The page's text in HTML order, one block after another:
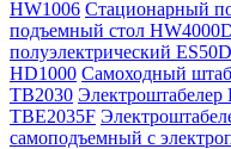
HW1006 Стационарный
подъемный стол
полуэлектрический ES50D
HD1000 Самоходный
TB2030 Электроштабелер
TBE2035F
самоподъемный с